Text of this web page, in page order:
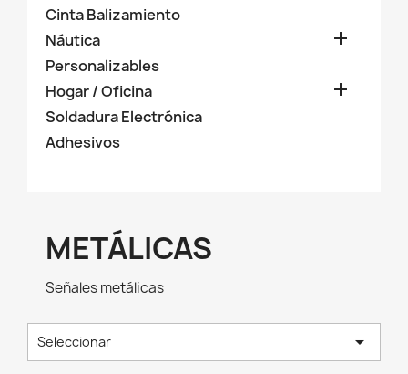
Cinta Balizamiento
Náutica

Personalizables
Hogar / Oficina

Soldadura Electrónica
Adhesivos
METÁLICAS
Señales metálicas
Seleccionar 